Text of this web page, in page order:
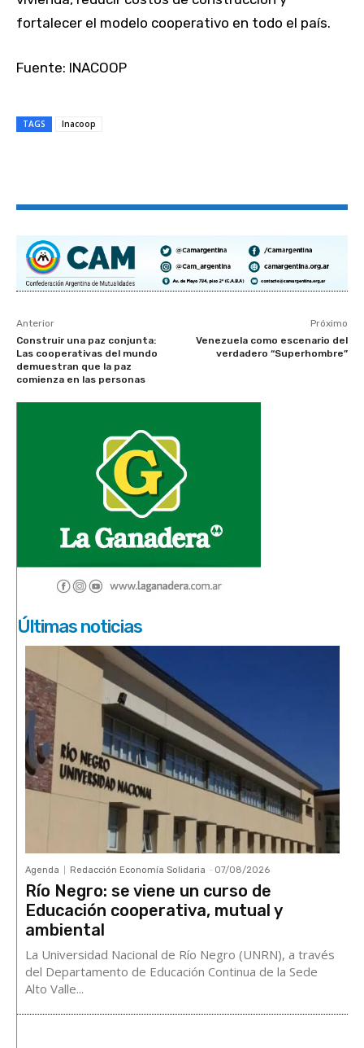
fortalecer el modelo cooperativo en todo el país.
Fuente: INACOOP
TAGS Inacoop
Anterior
Construir una paz conjunta:
Las cooperativas del mundo
demuestran que la paz
comienza en las personas
Próximo
Venezuela como escenario del
verdadero “Superhombre”
Últimas noticias
Agenda Redacción Economía Solidaria - 07/08/2026
Río Negro: se viene un curso de
Educación cooperativa, mutual y
ambiental
La Universidad Nacional de Río Negro (UNRN), a través
del Departamento de Educación Continua de la Sede
Alto Valle...